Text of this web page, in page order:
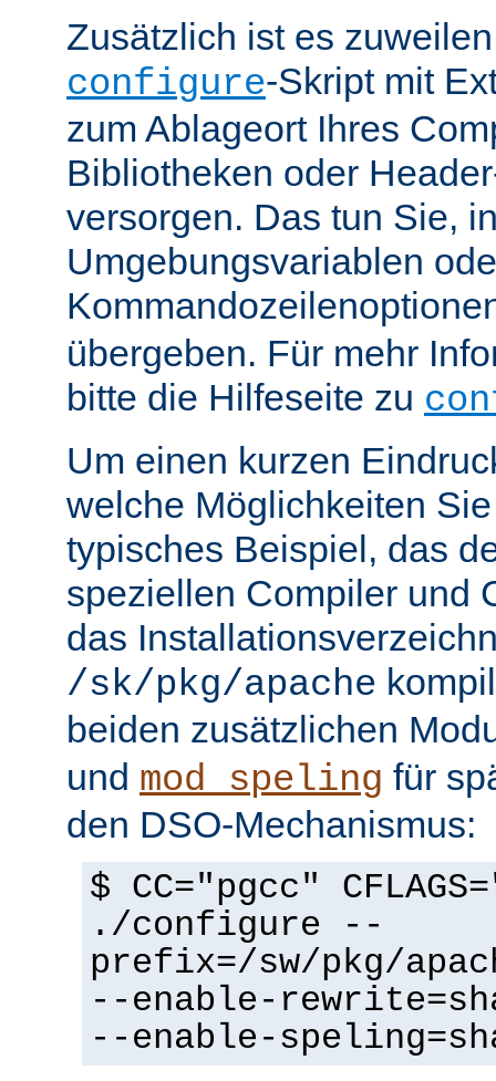
Zusätzlich ist es
configure-Skript mit
zum Ablageort Ihres
Bibliotheken oder
versorgen. Das tun Sie,
Umgebungsvariablen
übergeben. Für mehr
bitte die Hilfeseite zu
Um einen kurzen
welche Möglichkeiten
typisches Beispiel, das
speziellen Compiler und
das
/sk/pkg/apache
beiden zusätzlichen
und mod_speling für
den DSO-Mechanismus:
$ CC="pgcc"
./configure --
prefix=/sw/pkg/
--enable-
--enable-